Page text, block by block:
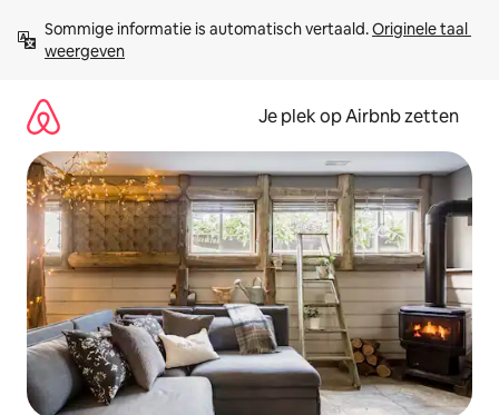
direct
naar
Sommige informatie is automatisch vertaald. Originele taal
weergeven
Je plek op Airbnb zetten